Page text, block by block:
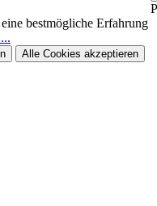
bestmögliche Erfahrung
Alle Cookies akzeptieren